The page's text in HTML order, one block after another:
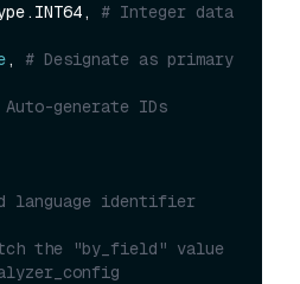
# Integer data
, # Designate as primary
Auto-generate IDs
language identifier
the "by_field" value